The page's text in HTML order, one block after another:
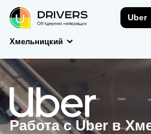
Uber
Хмельницкий
Работа с Uber в